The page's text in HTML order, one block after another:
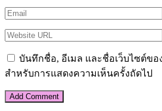
บันทึกชื่อ, อีเมล และชื่อเว็บไซต์ขอ
สำหรับการแสดงความเห็นครั้งถัดไป